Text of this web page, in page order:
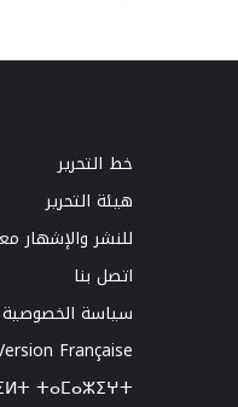
خط التحرير
هيئة التحرير
للنشر والإشهار
اتصل بنا
سياسة الخصوصية
Française
ⵜⴰⵎⴰⵣⵉⵖⵜ